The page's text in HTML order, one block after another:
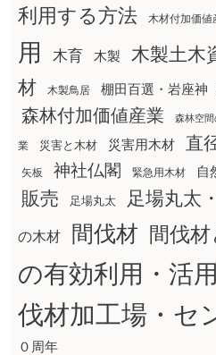
利用する方法
木材付加価値
用
木育 木製 木製土木
材
木製鳥居 棚田百選・岩座神
森林付加価値産業 森林空
業 災害と木材 災害用木材 直
矢板 神社仏閣 緊急用木材 自
販売 足場丸太 足場丸太
の木材 間伐材 間伐材
の有効利用・活用
伐材加工場・セ
０周年